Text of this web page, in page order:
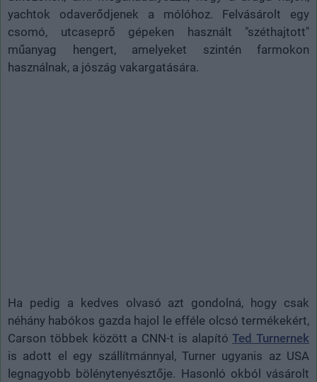
yachtok odaverődjenek a mólóhoz. Felvásárolt egy
csomó, utcaseprő gépeken használt "széthajtott"
műanyag hengert, amelyeket szintén farmokon
használnak, a jószág vakargatására.
Ha pedig a kedves olvasó azt gondolná, hogy csak
néhány habókos gazda hajol le efféle olcsó termékekért,
Carson többek között a CNN-t is alapítóTed Turnernek
is adott el egy szállítmánnyal, Turner ugyanis az USA
legnagyobb bölénytenyésztője. Hasonló okból vásárolt